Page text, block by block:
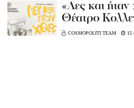
«Λες και ήταν
Θέατρο
COSMOPOLITI TEAM 15